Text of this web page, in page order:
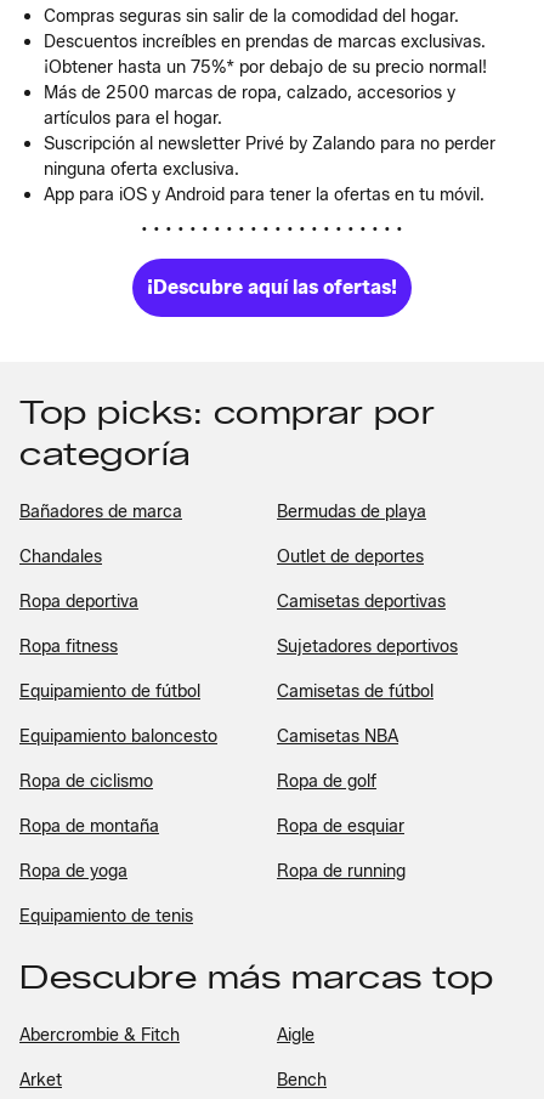
Compras seguras sin salir de la comodidad del hogar.
Descuentos increíbles en prendas de marcas exclusivas.
¡Obtener hasta un 75%* por debajo de su precio normal!
Más de 2500 marcas de ropa, calzado, accesorios y
artículos para el hogar.
Suscripción al newsletter Privé by Zalando para no perder
ninguna oferta exclusiva.
App para iOS y Android para tener la ofertas en tu móvil.
• • • • • • • • • • • • • • • • • • • • • •
¡Descubre aquí las ofertas!
Top picks: comprar por
categoría
Bañadores de marca Bermudas de playa
Chandales Outlet de deportes
Ropa deportiva Camisetas deportivas
Ropa fitness Sujetadores deportivos
Equipamiento de fútbol Camisetas de fútbol
Equipamiento baloncesto Camisetas NBA
Ropa de ciclismo Ropa de golf
Ropa de montaña Ropa de esquiar
Ropa de yoga Ropa de running
Equipamiento de tenis
Descubre más marcas top
Abercrombie & Fitch Aigle
Arket Bench